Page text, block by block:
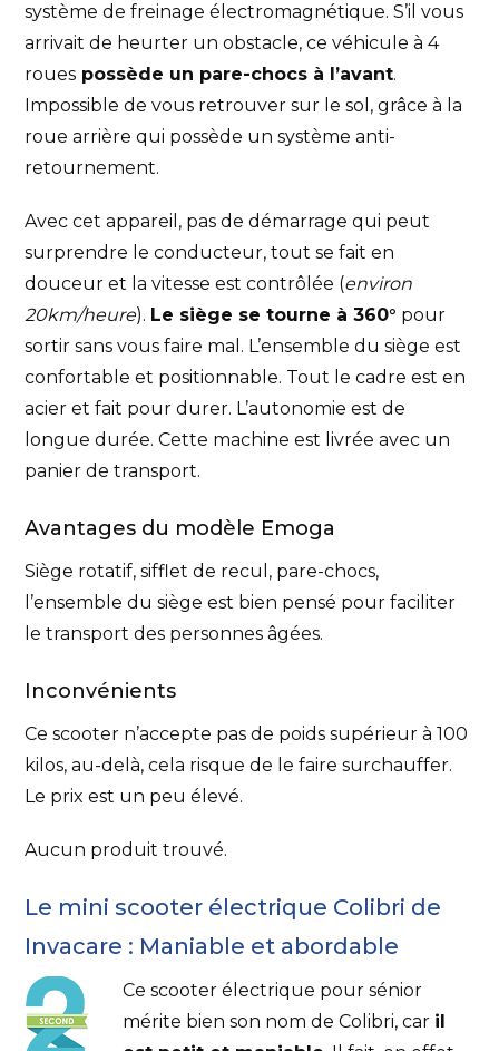
système de freinage électromagnétique. S’il vous
arrivait de heurter un obstacle, ce véhicule à 4
roues possède un pare-chocs à l’avant.
Impossible de vous retrouver sur le sol, grâce à la
roue arrière qui possède un système anti-
retournement.
Avec cet appareil, pas de démarrage qui peut
surprendre le conducteur, tout se fait en
douceur et la vitesse est contrôlée (environ
20km/heure). Le siège se tourne à 360° pour
sortir sans vous faire mal. L’ensemble du siège est
confortable et positionnable. Tout le cadre est en
acier et fait pour durer. L’autonomie est de
longue durée. Cette machine est livrée avec un
panier de transport.
Avantages du modèle Emoga
Siège rotatif, sifflet de recul, pare-chocs,
l’ensemble du siège est bien pensé pour faciliter
le transport des personnes âgées.
Inconvénients
Ce scooter n’accepte pas de poids supérieur à 100
kilos, au-delà, cela risque de le faire surchauffer.
Le prix est un peu élevé.
Aucun produit trouvé.
Le mini scooter électrique Colibri de
Invacare : Maniable et abordable
Ce scooter électrique pour sénior
mérite bien son nom de Colibri, car il